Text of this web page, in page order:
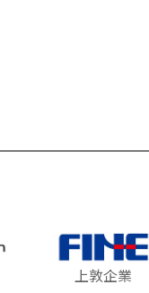
上敦企業